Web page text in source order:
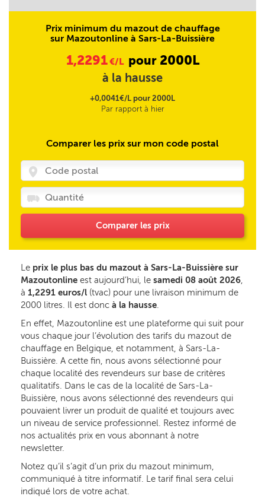
Prix minimum du mazout de chauffage
sur Mazoutonline à Sars-La-Buissière
1,2291€/L pour 2000L
à la hausse
+0,0041€/L pour 2000L
Par rapport à hier
Comparer les prix sur mon code postal
Comparer les prix
Le prix le plus bas du mazout à Sars-La-Buissière sur
Mazoutonline est aujourd’hui, le samedi 08 août 2026,
à 1,2291 euros/l (tvac) pour une livraison minimum de
2000 litres. Il est donc à la hausse.
En effet, Mazoutonline est une plateforme qui suit pour
vous chaque jour l’évolution des tarifs du mazout de
chauffage en Belgique, et notamment, à Sars-La-
Buissière. A cette fin, nous avons sélectionné pour
chaque localité des revendeurs sur base de critères
qualitatifs. Dans le cas de la localité de Sars-La-
Buissière, nous avons sélectionné des revendeurs qui
pouvaient livrer un produit de qualité et toujours avec
un niveau de service professionnel. Restez informé de
nos actualités prix en vous abonnant à notre
newsletter.
Notez qu’il s’agit d’un prix du mazout minimum,
communiqué à titre informatif. Le tarif final sera celui
indiqué lors de votre achat.